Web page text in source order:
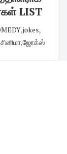
LIST
,jokes,
சினிமா,ஜோக்ஸ்